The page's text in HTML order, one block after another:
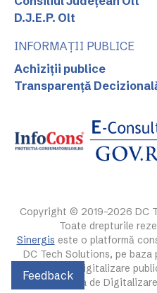
D.J.E.P. Olt
INFORMAȚII PUBLICE
Achiziții publice
Transparență
Copyright © 2019-2026 DC
Toate drepturile
Sinergis este o platformă
DC Tech Solutions, pe
ghidul de digitalizare
Autoritatea de
Feedback